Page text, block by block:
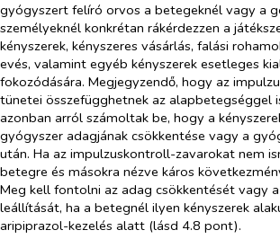
gyógyszert felíró orvos a betegeknél vagy a
személyeknél konkrétan rákérdezzen a
kényszerek, kényszeres vásárlás, falási
evés, valamint egyéb kényszerek esetleges
fokozódására. Megjegyzendő, hogy az
tünetei összefügghetnek az alapbetegséggel
azonban arról számoltak be, hogy a
gyógyszer adagjának csökkentése vagy a
után. Ha az impulzuskontroll-zavarokat nem
betegre és másokra nézve káros
Meg kell fontolni az adag csökkentését vagy
leállítását, ha a betegnél ilyen kényszerek
aripiprazol-kezelés alatt (lásd 4.8 pont).